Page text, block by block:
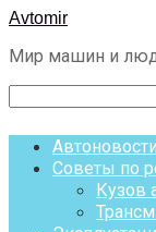
Перейти
контенту
Avtomir
Мир машин и
Поиск:
Автоновости
Советы по
Кузов